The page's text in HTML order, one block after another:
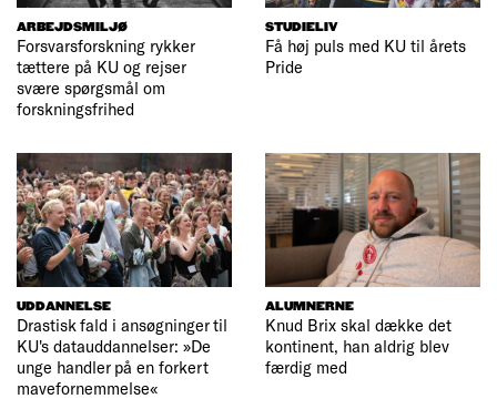
ARBEJDSMILJØ
Forsvarsforskning rykker
tættere på KU og rejser
svære spørgsmål om
forskningsfrihed
STUDIELIV
Få høj puls med KU til årets
Pride
UDDANNELSE
Drastisk fald i ansøgninger til
KU's datauddannelser: »De
unge handler på en forkert
mavefornemmelse«
ALUMNERNE
Knud Brix skal dække det
kontinent, han aldrig blev
færdig med